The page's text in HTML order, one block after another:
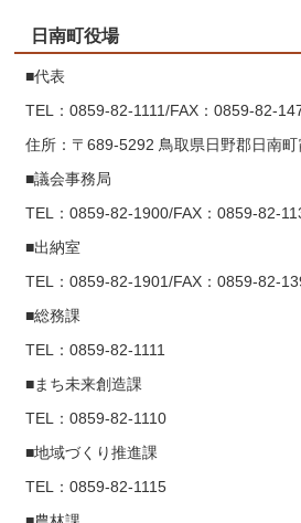
日南町役場
■代表
TEL：0859-82-1111/FAX：0859-82-
住所：〒689-5292 鳥取県日野郡日南
■議会事務局
TEL：0859-82-1900/FAX：0859-82-
■出納室
TEL：0859-82-1901/FAX：0859-82-
■総務課
TEL：0859-82-1111
■まち未来創造課
TEL：0859-82-1110
■地域づくり推進課
TEL：0859-82-1115